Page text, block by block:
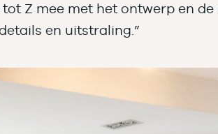
Z mee met het ontwerp en
en uitstraling.”